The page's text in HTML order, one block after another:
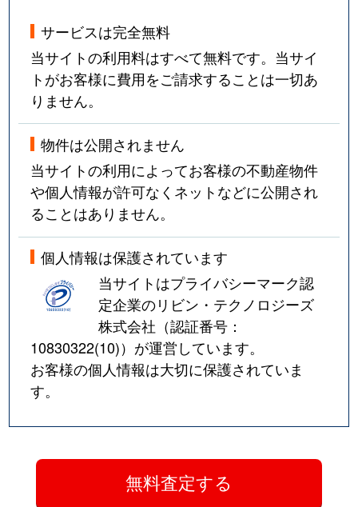
サービスは完全無料
当サイトの利用料はすべて無料です。当サイ
トがお客様に費用をご請求することは一切あ
りません。
物件は公開されません
当サイトの利用によってお客様の不動産物件
や個人情報が許可なくネットなどに公開され
ることはありません。
個人情報は保護されています
当サイトはプライバシーマーク認
定企業のリビン・テクノロジーズ
株式会社（認証番号：
10830322(10)）が運営しています。
お客様の個人情報は大切に保護されていま
す。